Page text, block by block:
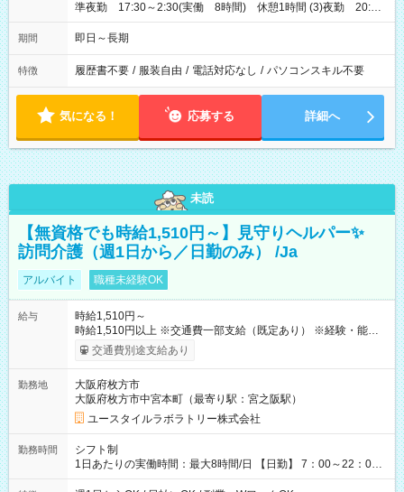
準夜勤 17:30～2:30(実働 8時間) 休憩1時間 (3)夜勤 20:30
～5:30(実働 8時間) 休憩1時間 ※お好きな勤務時間お選びく
ださい！ 交替制ではないため、専属となります！ 期間／即日～
期間 即日～長期
特徴 履歴書不要 / 服装自由 / 電話対応なし / パソコンスキル不要
気になる！ 応募する 詳細へ
未読
【無資格でも時給1,510円～】見守りヘルパー✨
訪問介護（週1日から／日勤のみ） /Ja
アルバイト 職種未経験OK
給与
時給1,510円～
時給1,510円以上 ※交通費一部支給（既定あり） ※経験・能力を
考慮して決定します 【収入例】 週1回勤務の場合：1,510円×8時
間×4回=4万8,320円 週3回勤務の場合：1,510円×8時間×12回
1,600円 【試用期間】試用期間あり 試用期間の長さ：2ヶ月
※ 雇用形態と給与に、本採用時と異なる部分があります。 雇用
形態：本採用時と同じです。 給与：時給 1,180円以上
交通費別途支給あり
勤務地
大阪府枚方市
大阪府枚方市中宮本町（最寄り駅：宮之阪駅）
ユースタイルラボラトリー株式会社
勤務時間
シフト制
1日あたりの実働時間：最大8時間/日 【日勤】 7：00～22：00
の間で4～8時間勤務（休憩時間は法定通り） ※週1日～OK ／ 1